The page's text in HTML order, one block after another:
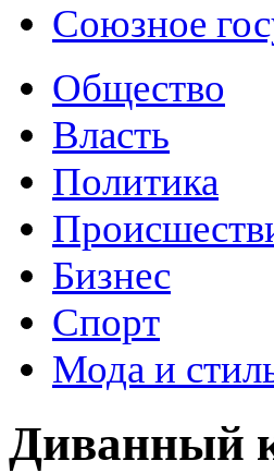
Союзное
Общество
Власть
Политика
Бизнес
Спорт
Мода и
Диванный